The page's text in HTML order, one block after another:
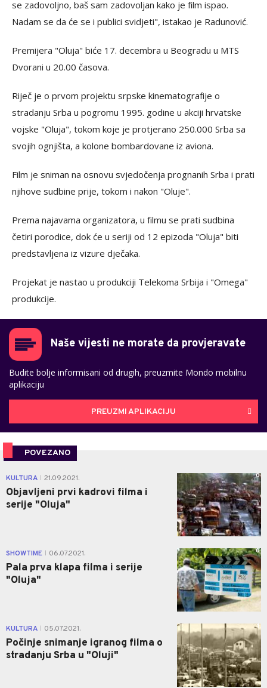
se zadovoljno, baš sam zadovoljan kako je film ispao.
Nadam se da će se i publici svidjeti", istakao je Radunović.
Premijera "Oluja" biće 17. decembra u Beogradu u MTS
Dvorani u 20.00 časova.
Riječ je o prvom projektu srpske kinematografije o
stradanju Srba u pogromu 1995. godine u akciji hrvatske
vojske "Oluja", tokom koje je protjerano 250.000 Srba sa
svojih ognjišta, a kolone bombardovane iz aviona.
Film je sniman na osnovu svjedočenja prognanih Srba i prati
njihove sudbine prije, tokom i nakon "Oluje".
Prema najavama organizatora, u filmu se prati sudbina
četiri porodice, dok će u seriji od 12 epizoda "Oluja" biti
predstavljena iz vizure dječaka.
Projekat je nastao u produkciji Telekoma Srbija i "Omega"
produkcije.
Naše vijesti ne morate da provjeravate
Budite bolje informisani od drugih, preuzmite Mondo mobilnu
aplikaciju
PREUZMI APLIKACIJU
POVEZANO
KULTURA 21.09.2021.
Objavljeni prvi kadrovi filma i
serije "Oluja"
0
SHOWTIME 06.07.2021.
Pala prva klapa filma i serije
"Oluja"
0
KULTURA 05.07.2021.
Počinje snimanje igranog filma o
stradanju Srba u "Oluji"
1